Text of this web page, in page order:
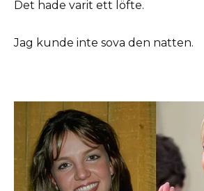
Det hade varit ett löfte.
Jag kunde inte sova den natten.